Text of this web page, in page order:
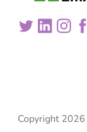
Copyright 2026